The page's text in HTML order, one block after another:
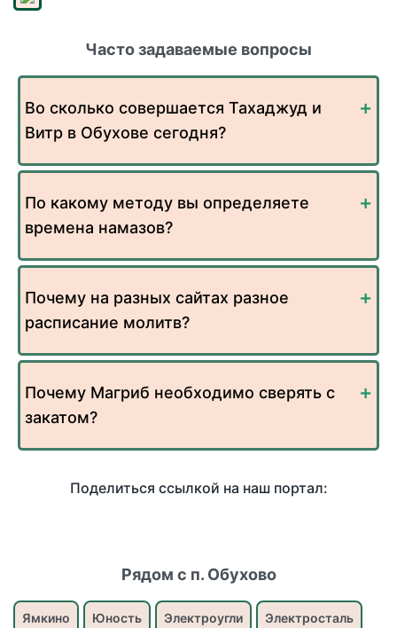
Часто задаваемые вопросы
Во сколько совершается Тахаджуд и
Витр в Обухове сегодня?
По какому методу вы определяете
времена намазов?
Почему на разных сайтах разное
расписание молитв?
Почему Магриб необходимо сверять с
закатом?
Поделиться ссылкой на наш портал:
Рядом с п. Обухово
Ямкино Юность Электроугли Электросталь